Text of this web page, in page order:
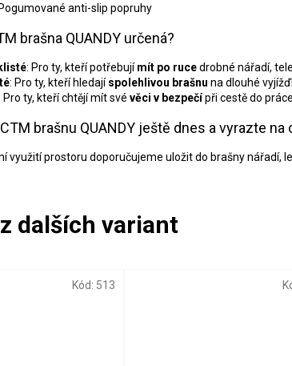
anti-slip popruhy
brašna QUANDY určená?
: Pro ty, kteří potřebujímít po rucedrobné nářadí,
: Pro ty, kteří hledajíspolehlivou brašnu na dlouhé
Pro ty, kteří chtějí mít své věci v bezpečípři cestě do
brašnu QUANDY ještě dnes a vyrazte
využití prostoru doporučujeme uložit do brašny nářadí,
Kód: 513